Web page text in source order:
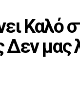
Καλό
Δεν